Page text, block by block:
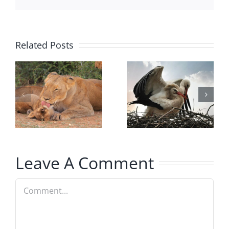
Related Posts
Vratiće se
rode
Pesma
kosi,
pesma
vodu nosi
Leave A Comment
Comment